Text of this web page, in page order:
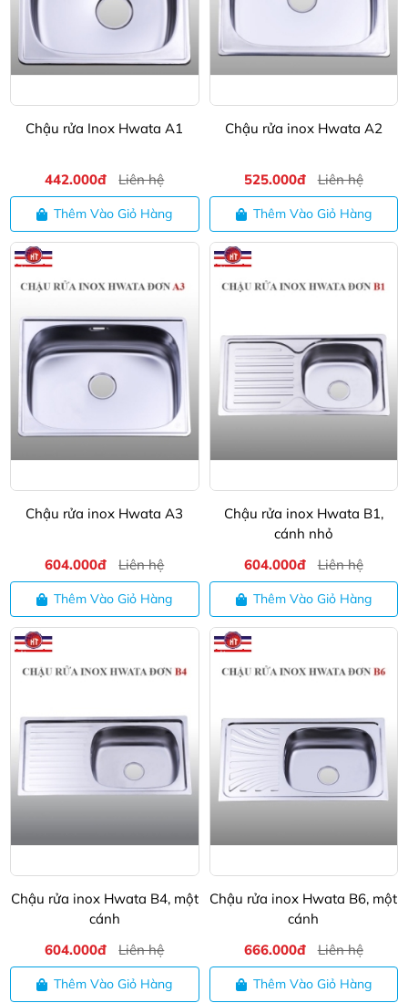
Chậu rửa Inox Hwata A1
442.000đ Liên hệ
Thêm Vào Giỏ Hàng
Chậu rửa inox Hwata A2
525.000đ Liên hệ
Thêm Vào Giỏ Hàng
Chậu rửa inox Hwata A3
604.000đ Liên hệ
Thêm Vào Giỏ Hàng
Chậu rửa inox Hwata B1,
cánh nhỏ
604.000đ
Liên hệ
Thêm Vào Giỏ Hàng
Chậu rửa inox Hwata B4, một
cánh
604.000đ
Liên hệ
Thêm Vào Giỏ Hàng
Chậu rửa inox Hwata B6, một
cánh
666.000đ
Liên hệ
Thêm Vào Giỏ Hàng